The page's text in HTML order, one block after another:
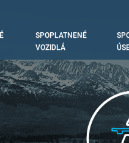
SPOPLATNENÉ
VOZIDLÁ